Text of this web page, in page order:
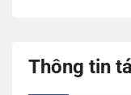
Thông tin